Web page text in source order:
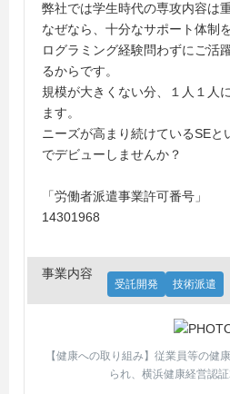
弊社では学生時代の専攻内容は
なぜなら、十分なサポート体制
ログラミング経験問わずにご活
るからです。
規模が大きくない分、１人１人
ます。
ニーズが高まり続けているSEと
でデビューしませんか？
「労働者派遣事業許可番号」
14301968
事業内容
受託開発 技術派遣
【健康への取り組み】従業員等の健
られ、横浜健康経営認証